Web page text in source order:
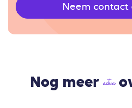
Neem contact
Nog meer actua